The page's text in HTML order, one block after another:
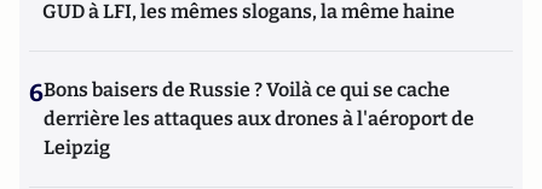
GUD à LFI, les mêmes slogans, la même haine
6Bons baisers de Russie ? Voilà ce qui se cache
derrière les attaques aux drones à l'aéroport de
Leipzig